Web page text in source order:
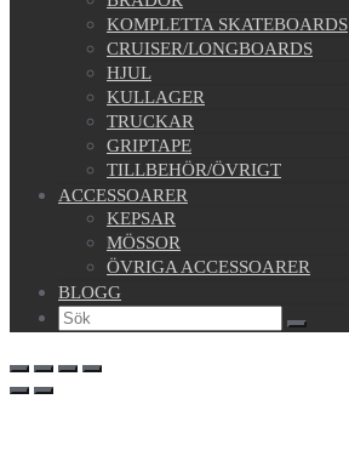
KOMPLETTA SKATEBOARDS
CRUISER/LONGBOARDS
HJUL
KULLAGER
TRUCKAR
GRIPTAPE
TILLBEHÖR/ÖVRIGT
ACCESSOARER
KEPSAR
MÖSSOR
ÖVRIGA ACCESSOARER
BLOGG